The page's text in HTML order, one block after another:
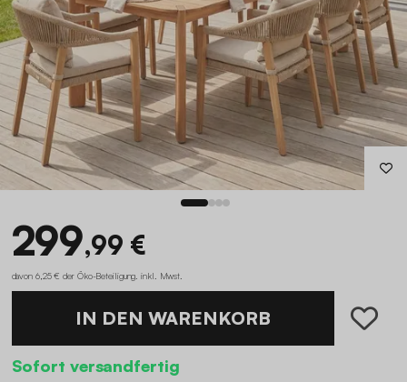
299,99 €
davon 6,25 € der Öko-Beteiligung inkl. Mwst.
IN DEN WARENKORB
Sofort versandfertig